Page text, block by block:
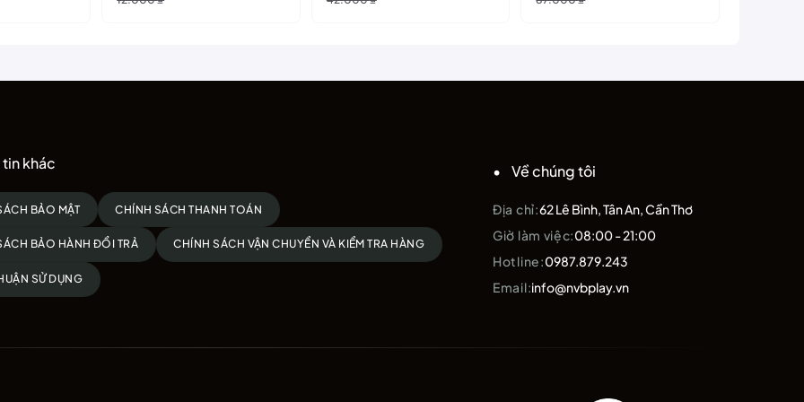
khác
BẢO MẬT CHÍNH SÁCH THANH TOÁN
BẢO HÀNH ĐỔI TRẢ CHÍNH SÁCH VẬN CHUYỂN VÀ KIỂM TRA HÀNG
SỬ DỤNG
Về chúng tôi
Địa chỉ:62 Lê Bình, Tân An, Cần Thơ
Giờ làm việc:08:00 - 21:00
Hotline:0987.879.243
Email:info@nvbplay.vn